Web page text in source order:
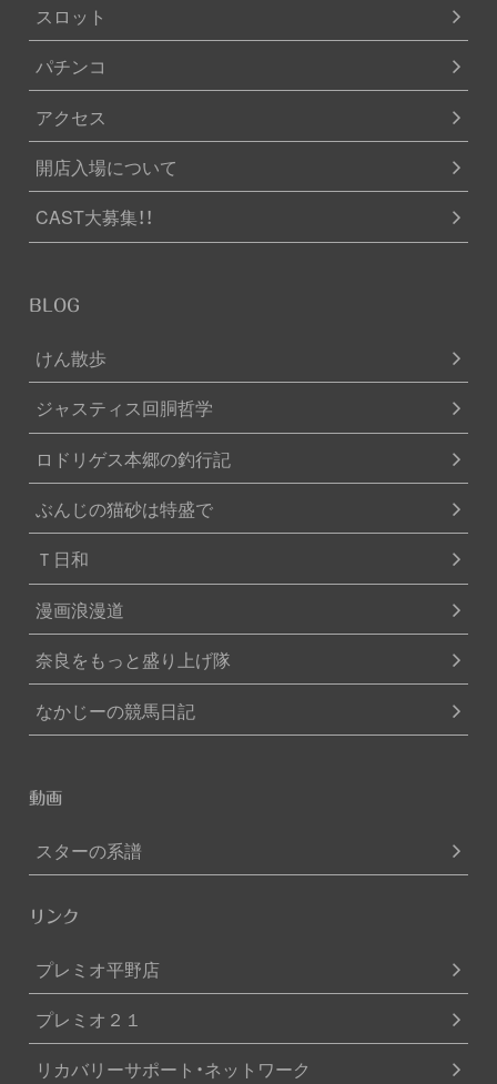
スロット
パチンコ
アクセス
開店入場について
CAST大募集！！
BLOG
けん散歩
ジャスティス回胴哲学
ロドリゲス本郷の釣行記
ぶんじの猫砂は特盛で
Ｔ日和
漫画浪漫道
奈良をもっと盛り上げ隊
なかじーの競馬日記
動画
スターの系譜
リンク
プレミオ平野店
プレミオ２１
リカバリーサポート・ネットワーク